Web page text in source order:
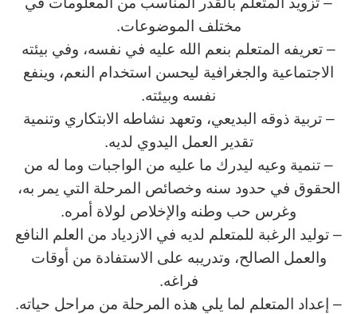
مختلف الموضوعات.
– تعريفه المتعلم بنعم الله عليه في نفسه، وفي بيئته
الاجتماعية والجغرافية ليحسن استخدام النعم، وينفع
نفسه وبيئته.
– تربية ذوقه البديعي، وتعهد نشاطه الابتكاري وتنمية
تقدير العمل اليدوي لديه.
– تنمية وعيه ليدرك ما عليه من الواجبات وما له من
الحقوق في حدود سنه وخصائص المرحلة التي يمر به،
وغرس حب وطنه والإخلاص لولاة أمره.
– توليد الرغبة للمتعلم لديه في الازدياد من العلم النافع
والعمل الصالح، وتدريبه على الاستفادة من أوقات
فراغه.
– إعداد المتعلم لما يلي هذه المرحلة من مراحل حياته.